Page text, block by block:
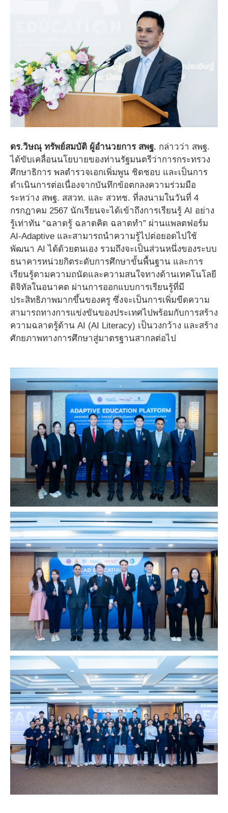
ดร.วิษณุ ทรัพย์สมบัติ ผู้อำนวยการ สพฐ. กล่าวว่า สพฐ.
ได้ขับเคลื่อนนโยบายของท่านรัฐมนตรีว่าการกระทรวง
ศึกษาธิการ พลตำรวจเอกเพิ่มพูน ชิดชอบ และเป็นการ
ดำเนินการต่อเนื่องจากบันทึกข้อตกลงความร่วมมือ
ระหว่าง สพฐ. สสวท. และ สวทช. ที่ลงนามในวันที่ 4
กรกฎาคม 2567 นักเรียนจะได้เข้าถึงการเรียนรู้ AI อย่าง
รู้เท่าทัน “ฉลาดรู้ ฉลาดคิด ฉลาดทำ” ผ่านแพลตฟอร์ม
AI-Adaptive และสามารถนำความรู้ไปต่อยอดไปใช้
พัฒนา AI ได้ด้วยตนเอง รวมถึงจะเป็นส่วนหนึ่งของระบบ
ธนาคารหน่วยกิตระดับการศึกษาขั้นพื้นฐาน และการ
เรียนรู้ตามความถนัดและความสนใจทางด้านเทคโนโลยี
ดิจิทัลในอนาคต ผ่านการออกแบบการเรียนรู้ที่มี
ประสิทธิภาพมากขึ้นของครู ซึ่งจะเป็นการเพิ่มขีดความ
สามารถทางการแข่งขันของประเทศไปพร้อมกับการสร้าง
ความฉลาดรู้ด้าน AI (AI Literacy) เป็นวงกว้าง และสร้าง
ศักยภาพทางการศึกษาสู่มาตรฐานสากลต่อไป